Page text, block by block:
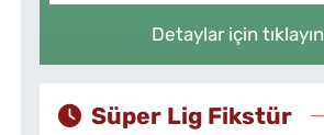
Detaylar için tıklayın
Süper Lig Fikstür